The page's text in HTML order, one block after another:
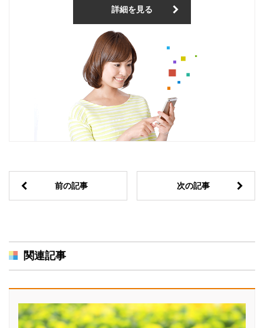
詳細を見る
前の記事 次の記事
関連記事